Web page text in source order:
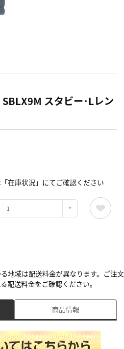
スタビー･Lレン
「在庫状況」にてご確認ください
地域は配送料金が異なります。ご注文
配送料金をご確認ください。
商品情報